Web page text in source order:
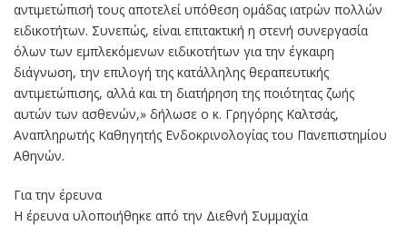
αντιμετώπισή τους αποτελεί υπόθεση ομάδας ιατρών πολλών
ειδικοτήτων. Συνεπώς, είναι επιτακτική η στενή συνεργασία
όλων των εμπλεκόμενων ειδικοτήτων για την έγκαιρη
διάγνωση, την επιλογή της κατάλληλης θεραπευτικής
αντιμετώπισης, αλλά και τη διατήρηση της ποιότητας ζωής
αυτών των ασθενών,» δήλωσε ο κ. Γρηγόρης Καλτσάς,
Αναπληρωτής Καθηγητής Ενδοκρινολογίας του Πανεπιστημίου
Αθηνών.
Για την έρευνα
Η έρευνα υλοποιήθηκε από την Διεθνή Συμμαχία